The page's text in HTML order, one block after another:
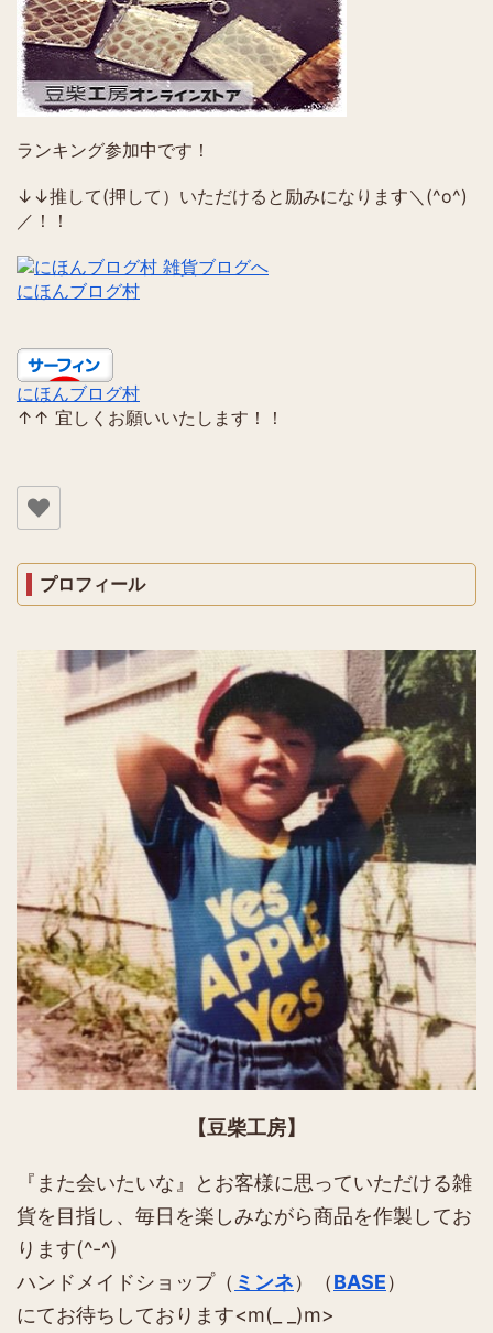
ランキング参加中です！
↓↓推して(押して）いただけると励みになります＼(^o^)
／！！
にほんブログ村
にほんブログ村
↑↑ 宜しくお願いいたします！！
プロフィール
【豆柴工房】
『また会いたいな』とお客様に思っていただける雑
貨を目指し、毎日を楽しみながら商品を作製してお
ります(^-^)
ハンドメイドショップ（ ミンネ）（BASE）
にてお待ちしております<m(_ _)m>